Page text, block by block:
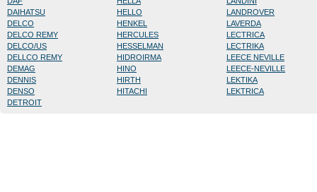
DAIHATSU
DELCO
DELCO REMY
DELCO/US
DELLCO REMY
DEMAG
DENNIS
DENSO
DETROIT
HELLO
HENKEL
HERCULES
HESSELMAN
HIDROIRMA
HINO
HIRTH
HITACHI
LANDROVER
LAVERDA
LECTRICA
LECTRIKA
LEECE NEVILLE
LEECE-NEVILLE
LEKTIKA
LEKTRICA